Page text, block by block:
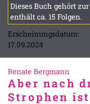
Dieses Buch gehört
enthält ca. 15 Folgen.
Erscheinungsdatum:
17.09.2024
Renate Bergmann
Aber nach
Strophen